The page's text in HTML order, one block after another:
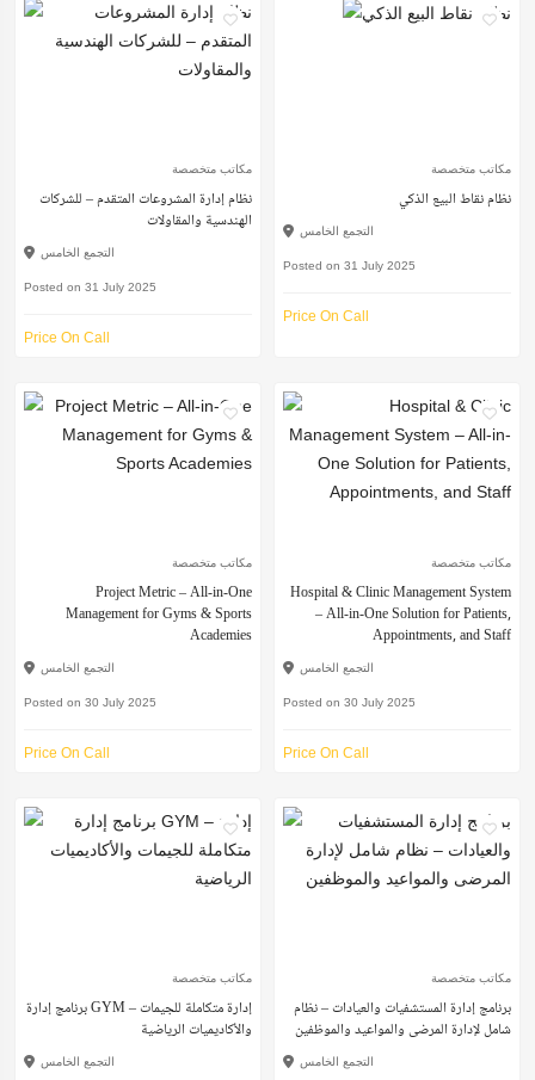
مكاتب متخصصة
نظام إدارة المشروعات المتقدم – للشركات
الهندسية والمقاولات
التجمع الخامس
Posted on 31 July 2025
Price On Call
مكاتب متخصصة
نظام نقاط البيع الذكي
التجمع الخامس
Posted on 31 July 2025
Price On Call
مكاتب متخصصة
Project Metric – All-in-One
Management for Gyms & Sports
Academies
التجمع الخامس
Posted on 30 July 2025
Price On Call
مكاتب متخصصة
Hospital & Clinic Management System
– All-in-One Solution for Patients,
Appointments, and Staff
التجمع الخامس
Posted on 30 July 2025
Price On Call
مكاتب متخصصة
برنامج إدارة GYM – إدارة متكاملة للجيمات
والأكاديميات الرياضية
التجمع الخامس
مكاتب متخصصة
برنامج إدارة المستشفيات والعيادات – نظام
شامل لإدارة المرضى والمواعيد والموظفين
التجمع الخامس